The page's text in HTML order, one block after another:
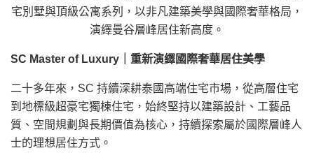
宅別墅與頂級公寓系列，以非凡建築美學與國際奢華格局，
演繹曼谷層峰居住新高度。
SC Master of Luxury ｜重新演繹國際奢華居住美學
二十多年來，SC 持續深耕泰國高端住宅市場，從高層住宅
到地標級超豪宅獨棟住宅，始終堅持以建築設計、工藝品
質、空間規劃與長期價值為核心，持續探索屬於國際層峰人
士的理想居住方式。